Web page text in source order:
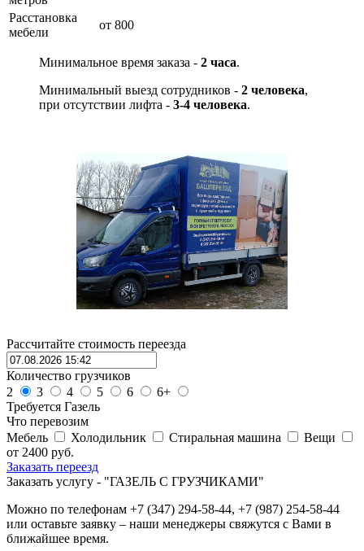
Расстановка
мебели
от 800
Минимальное время заказа - 2 часа.
Минимальный выезд сотрудников - 2 человека,
при отсутствии лифта - 3-4 человека.
Рассчитайте стоимость переезда
Количество грузчиков
2
3 4 5 6
6+
Требуется Газель
Что перевозим
Мебель
Холодильник Стиральная машина
Вещи
от 2400 руб.
Заказать переезд
Заказать услугу - "ГАЗЕЛЬ С ГРУЗЧИКАМИ"
Можно по телефонам +7 (347) 294-58-44, +7 (987) 254-58-44
или оставьте заявку – наши менеджеры свяжутся с Вами в
ближайшее время.